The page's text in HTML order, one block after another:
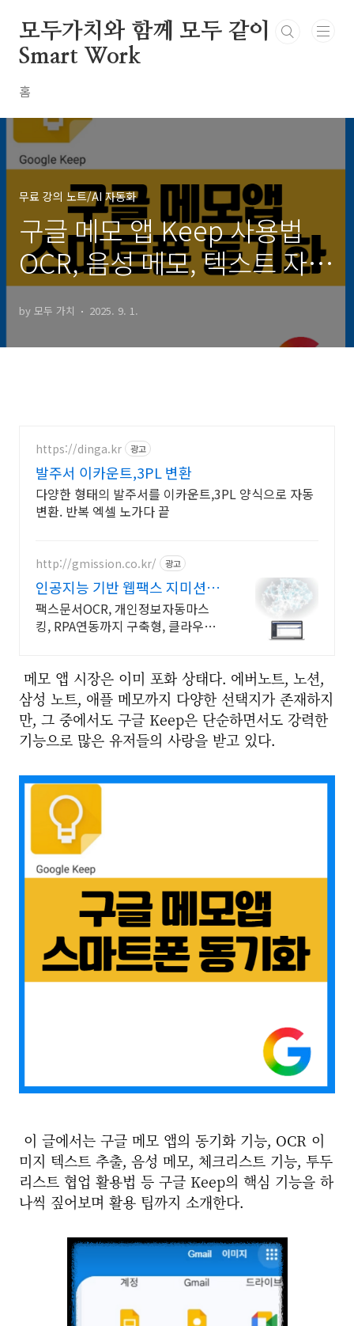
모두가치와 함께 모두 같이
Smart Work
홈
무료 강의 노트/AI 자동화
구글 메모 앱 Keep 사용법
OCR, 음성 메모, 텍스트 자동
변환, 체크리스트
by 모두 가치 2025. 9. 1.
https://dinga.kr 광고
발주서 이카운트,3PL 변환
다양한 형태의 발주서를 이카운트,3PL 양식으로 자동
변환. 반복 엑셀 노가다 끝
http://gmission.co.kr/ 광고
인공지능 기반 웹팩스 지미션
22년팩스전문기업
팩스문서OCR, 개인정보자동마스
킹, RPA연동까지 구축형, 클라우드
링서비스
메모 앱 시장은 이미 포화 상태다. 에버노트, 노션,
삼성 노트, 애플 메모까지 다양한 선택지가 존재하지
만, 그 중에서도 구글 Keep은 단순하면서도 강력한
기능으로 많은 유저들의 사랑을 받고 있다.
이 글에서는 구글 메모 앱의 동기화 기능, OCR 이
미지 텍스트 추출, 음성 메모, 체크리스트 기능, 투두
리스트 협업 활용법 등 구글 Keep의 핵심 기능을 하
나씩 짚어보며 활용 팁까지 소개한다.